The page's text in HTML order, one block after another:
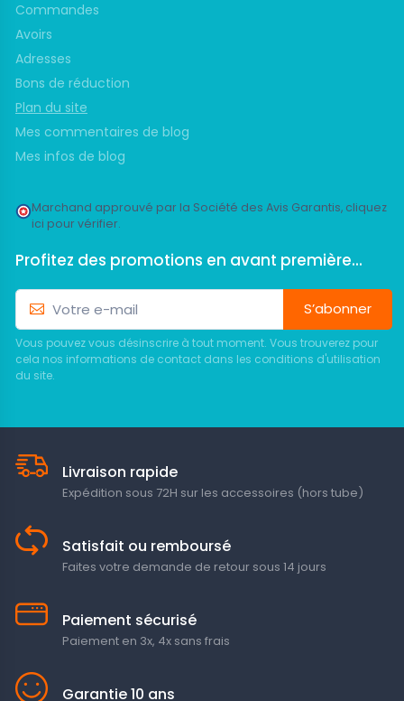
Commandes
Avoirs
Adresses
Bons de réduction
Plan du site
Mes commentaires de blog
Mes infos de blog
Marchand approuvé par la Société des Avis Garantis, cliquez
ici pour vérifier.
Profitez des promotions en avant première...
S’abonner
Vous pouvez vous désinscrire à tout moment. Vous trouverez pour
cela nos informations de contact dans les conditions d'utilisation
du site.
Livraison rapide
Expédition sous 72H sur les accessoires (hors tube)
Satisfait ou remboursé
Faites votre demande de retour sous 14 jours
Paiement sécurisé
Paiement en 3x, 4x sans frais
Garantie 10 ans